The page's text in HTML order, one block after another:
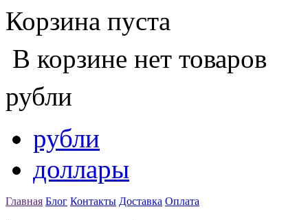
Корзина пуста
В корзине нет товаров
рубли
рубли
доллары
Главная Блог Контакты Доставка Оплата